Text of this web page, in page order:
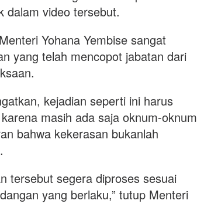
dalam video tersebut.
Yohana Yembise sangat
yang telah mencopot jabatan dari
kejadian seperti ini harus
masih ada saja oknum-oknum
bahwa kekerasan bukanlah
tersebut segera diproses sesuai
yang berlaku,” tutup Menteri